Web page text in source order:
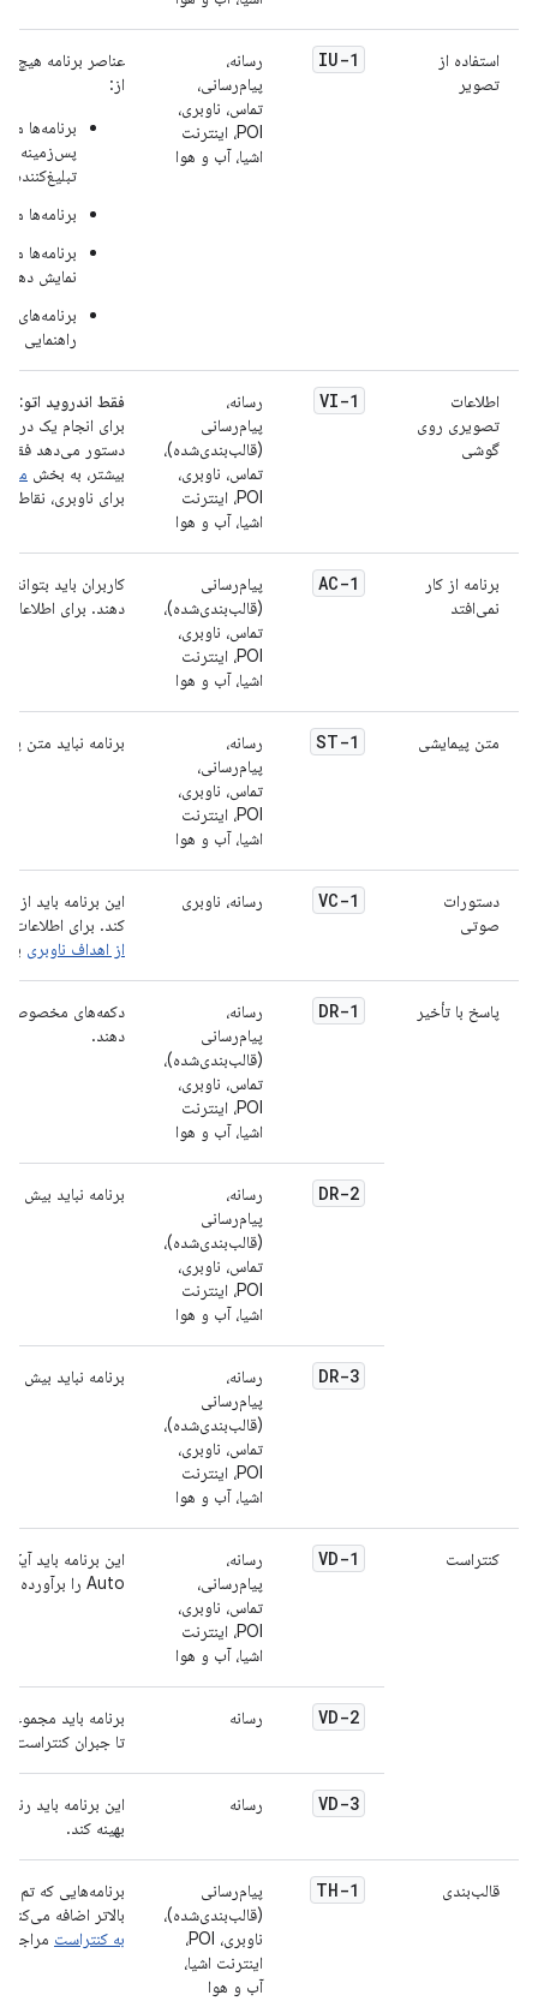
استفاده از
تصویر
IU-1
رسانه،
پیام‌رسانی،
تماس، ناوبری،
POI، اینترنت
اشیا، آب و هوا
عناصر برنامه هیچ
از:
برنامه‌ها
پس‌زمینه
برنامه‌ها
برنامه‌ها
نمایش دهند.
برنامه‌های
راهنمایی
اطلاعات
تصویری روی
گوشی
VI-1
رسانه،
پیام‌رسانی
(قالب‌بندی‌شده)،
تماس، ناوبری،
POI، اینترنت
اشیا، آب و هوا
فقط اندروید اتو:
برای انجام یک
دستور می‌دهد فقط
بیشتر، به بخش
برای ناوبری، نقاط
برنامه از کار
نمی‌افتد
AC-1
پیام‌رسانی
(قالب‌بندی‌شده)،
تماس، ناوبری،
POI، اینترنت
اشیا، آب و هوا
کاربران باید
دهند. برای اطلاعات
متن پیمایشی ST-1
رسانه،
پیام‌رسانی،
تماس، ناوبری،
POI، اینترنت
اشیا، آب و هوا
برنامه نباید متن
دستورات
صوتی
VC-1
رسانه، ناوبری
کند. برای اطلاعات
از اهداف ناوبری
پاسخ با تأخیر DR-1
رسانه،
پیام‌رسانی
(قالب‌بندی‌شده)،
تماس، ناوبری،
POI، اینترنت
اشیا، آب و هوا
دکمه‌های مخصوص
دهند.
DR-2
رسانه،
پیام‌رسانی
(قالب‌بندی‌شده)،
تماس، ناوبری،
POI، اینترنت
اشیا، آب و هوا
برنامه نباید بیش از 10 ثانیه اجرا شود.
DR-3
رسانه،
پیام‌رسانی
(قالب‌بندی‌شده)،
تماس، ناوبری،
POI، اینترنت
اشیا، آب و هوا
برنامه نباید بیش از 10 ثانیه محتوا را بارگیری کند.
کنتراست VD-1
رسانه،
پیام‌رسانی،
تماس، ناوبری،
POI، اینترنت
اشیا، آب و هوا
Auto را برآورده کنند. برای اطلاعات بیشتر، به
VD-2 رسانه
برنامه باید
تا جبران کنتراست
VD-3 رسانه
این برنامه باید
بهینه کند.
قالب‌بندی TH-1
پیام‌رسانی
(قالب‌بندی‌شده)،
ناوبری، POI،
اینترنت اشیا،
آب و هوا
بالاتر اضافه
به کنتراست مراجعه